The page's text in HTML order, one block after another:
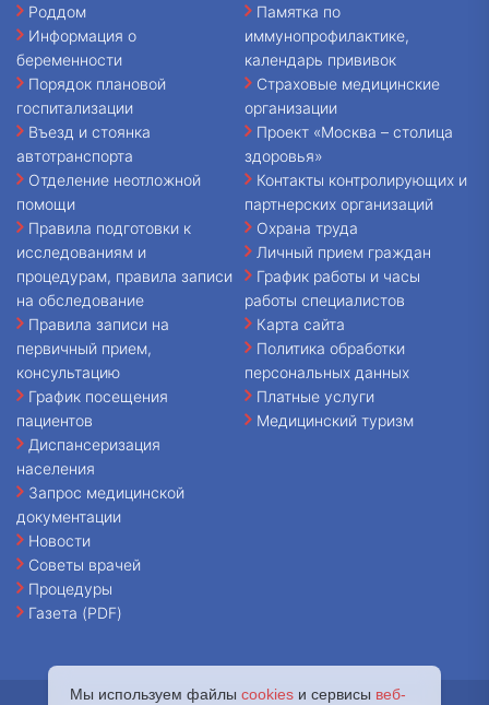
Роддом
Информация о
беременности
Порядок плановой
госпитализации
Въезд и стоянка
автотранспорта
Отделение неотложной
помощи
Правила подготовки к
исследованиям и
процедурам, правила записи
на обследование
Правила записи на
первичный прием,
консультацию
График посещения
пациентов
Диспансеризация
населения
Запрос медицинской
документации
Новости
Советы врачей
Процедуры
Газета (PDF)
Памятка по
иммунопрофилактике,
календарь прививок
Страховые медицинские
организации
Проект «Москва – столица
здоровья»
Контакты контролирующих и
партнерских организаций
Охрана труда
Личный прием граждан
График работы и часы
работы специалистов
Карта сайта
Политика обработки
персональных данных
Платные услуги
Медицинский туризм
Мы используем файлы cookies и сервисы веб-